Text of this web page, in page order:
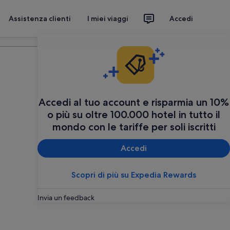
Assistenza clienti I miei viaggi Accedi
Accedi al tuo account e risparmia un 10%
o più su oltre 100.000 hotel in tutto il
mondo con le tariffe per soli iscritti
Accedi
Scopri di più su Expedia Rewards
Invia un feedback